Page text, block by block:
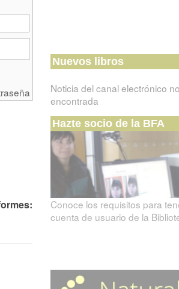
Nuevos libros
Noticia del canal electrónico no
encontrada
Hazte socio de la BFA
Conoce los requisitos para
cuenta de usuario de la